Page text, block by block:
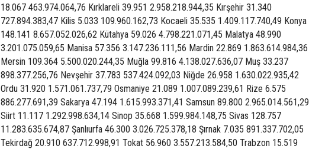
18.067 463.974.064,76 Kırklareli 39.951 2.958.218.944,35 Kırşehir 31.340
727.894.383,47 Kilis 5.033 109.960.162,73 Kocaeli 35.535 1.409.117.740,49 Konya
148.141 8.657.052.026,62 Kütahya 59.026 4.798.221.071,45 Malatya 48.990
3.201.075.059,65 Manisa 57.356 3.147.236.111,56 Mardin 22.869 1.863.614.984,36
Mersin 109.364 5.500.020.244,35 Muğla 99.816 4.138.027.636,07 Muş 33.237
898.377.256,76 Nevşehir 37.783 537.424.092,03 Niğde 26.958 1.630.022.935,42
Ordu 31.920 1.571.061.737,79 Osmaniye 21.089 1.007.089.239,61 Rize 6.575
886.277.691,39 Sakarya 47.194 1.615.993.371,41 Samsun 89.800 2.965.014.561,29
Siirt 11.117 1.292.998.634,14 Sinop 35.668 1.599.984.148,75 Sivas 128.757
11.283.635.674,87 Şanlıurfa 46.300 3.026.725.378,18 Şırnak 7.035 891.337.702,05
Tekirdağ 20.910 637.712.998,91 Tokat 56.960 3.557.213.584,50 Trabzon 15.519